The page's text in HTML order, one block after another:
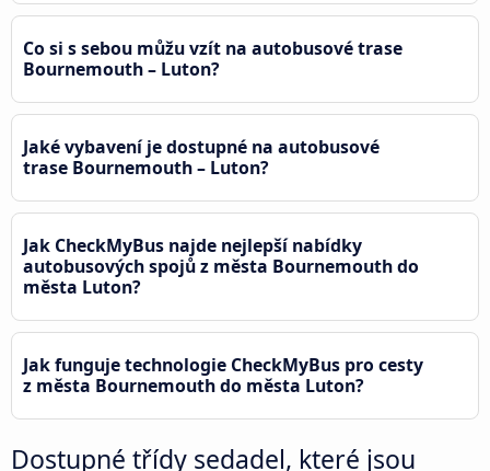
Co si s sebou můžu vzít na autobusové trase
Bournemouth – Luton?
Jaké vybavení je dostupné na autobusové
trase Bournemouth – Luton?
Jak CheckMyBus najde nejlepší nabídky
autobusových spojů z města Bournemouth do
města Luton?
Jak funguje technologie CheckMyBus pro cesty
z města Bournemouth do města Luton?
Dostupné třídy sedadel, které jsou